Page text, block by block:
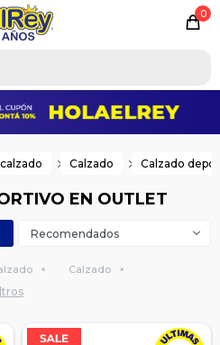
0
Calzado Calzado
EN OUTLET
Recomendados
Calzado